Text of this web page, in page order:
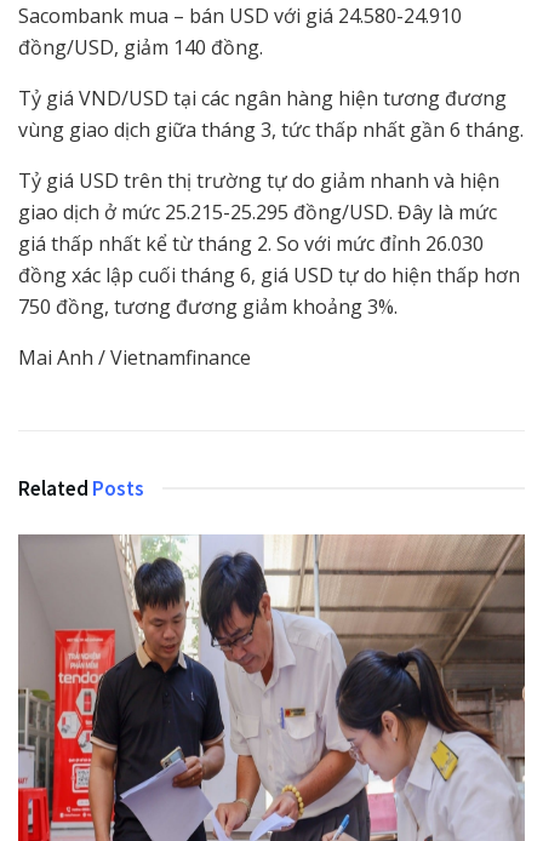
Sacombank mua – bán USD với giá 24.580-24.910
đồng/USD, giảm 140 đồng.
Tỷ giá VND/USD tại các ngân hàng hiện tương đương
vùng giao dịch giữa tháng 3, tức thấp nhất gần 6 tháng.
Tỷ giá USD trên thị trường tự do giảm nhanh và hiện
giao dịch ở mức 25.215-25.295 đồng/USD. Đây là mức
giá thấp nhất kể từ tháng 2. So với mức đỉnh 26.030
đồng xác lập cuối tháng 6, giá USD tự do hiện thấp hơn
750 đồng, tương đương giảm khoảng 3%.
Mai Anh / Vietnamfinance
Related Posts